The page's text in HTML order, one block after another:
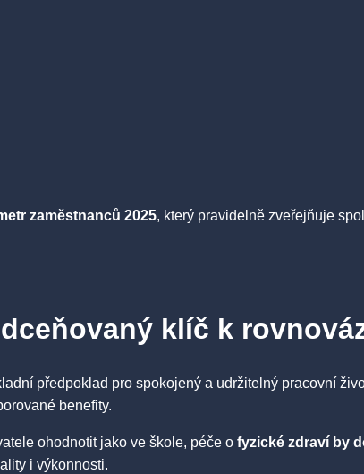
zaměstnanců 2025, který pravidelně zveřejňuje
klíč k
předpoklad pro spokojený a udržitelný pracovní
benefity.
ohodnotit jako ve škole, péče o fyzické zdraví by
i výkonnosti.